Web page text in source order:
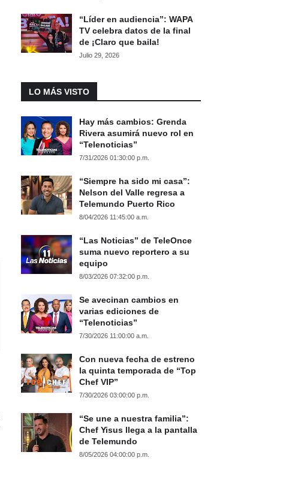
“Líder en audiencia”: WAPA
TV celebra datos de la final
de ¡Claro que baila!
Julio 29, 2026
LO MÁS VISTO
Hay más cambios: Grenda
Rivera asumirá nuevo rol en
“Telenoticias”
7/31/2026 01:30:00 p.m.
“Siempre ha sido mi casa”:
Nelson del Valle regresa a
Telemundo Puerto Rico
8/04/2026 11:45:00 a.m.
“Las Noticias” de TeleOnce
suma nuevo reportero a su
equipo
8/03/2026 07:32:00 p.m.
Se avecinan cambios en
varias ediciones de
“Telenoticias”
7/30/2026 11:00:00 a.m.
Con nueva fecha de estreno
la quinta temporada de “Top
Chef VIP”
7/30/2026 03:00:00 p.m.
“Se une a nuestra familia”:
Chef Yisus llega a la pantalla
de Telemundo
8/05/2026 04:00:00 p.m.